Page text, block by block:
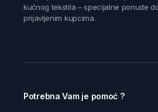
kućnog tekstila – specijalne ponude
prijavljenim kupcima.
Potrebna Vam je pomoć ?